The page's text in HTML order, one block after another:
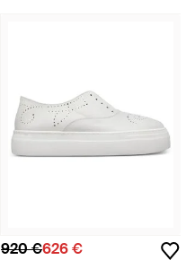
920 €626 €